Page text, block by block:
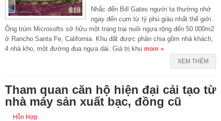
Nhắc đến Bill Gates người ta thường nhớ
ngay đến cụm từ tỷ phú giàu nhất thế giới.
Ông trùm Microsofts sở hữu một trang trại nuôi ngựa rộng đến 50.000m2
ở Rancho Santa Fe, California. Khu đất được phân chia gồm nhà khách,
4 nhà kho, một đường đua ngựa dài. Giá trị khu more »
XEM THÊM
Tham quan căn hộ hiện đại cải tạo từ
nhà máy sản xuất bạc, đồng cũ
Hỗn Hợp